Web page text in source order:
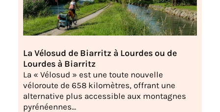
La Vélosud de Biarritz à Lourdes ou de
Lourdes à Biarritz
La « Vélosud » est une toute nouvelle
véloroute de 658 kilomètres, offrant une
alternative plus accessible aux montagnes
pyrénéennes...